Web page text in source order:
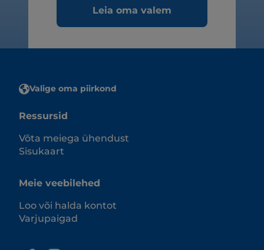
Leia oma valem
Valige oma piirkond
Ressursid
Võta meiega ühendust
Sisukaart
Meie veebilehed
Loo või halda kontot
Varjupaigad